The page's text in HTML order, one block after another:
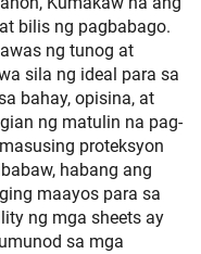
bilis ng pagbabago.
ng tunog at
sila ng ideal para sa
bahay, opisina, at
ng matulin na pag-
proteksyon
habang ang
maayos para sa
ng mga sheets ay
sa mga